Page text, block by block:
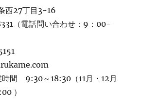
西27丁目3-16
（電話問い合わせ：9：00-
時間 9:30～18:30（11月・12月
）